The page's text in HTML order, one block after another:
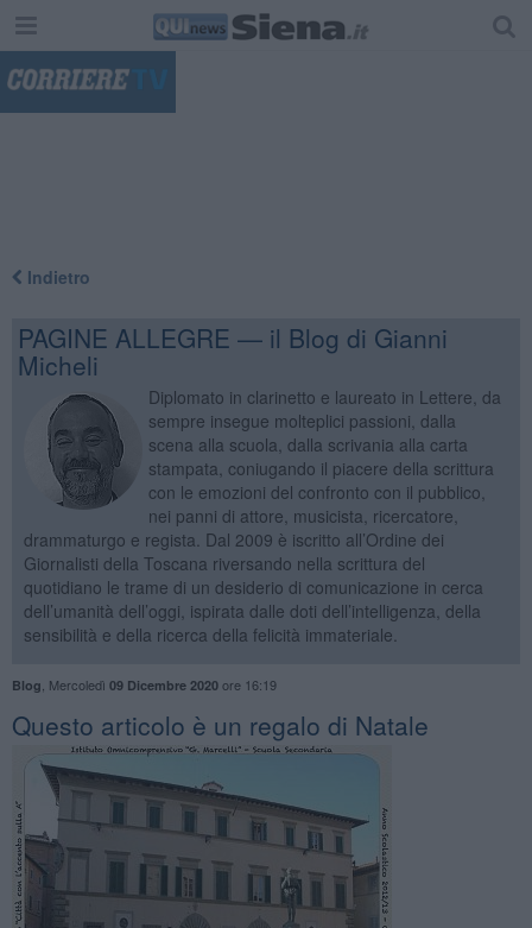
Indietro
PAGINE ALLEGRE — il Blog di Gianni
Micheli
Diplomato in clarinetto e laureato in Lettere, da
sempre insegue molteplici passioni, dalla
scena alla scuola, dalla scrivania alla carta
stampata, coniugando il piacere della scrittura
con le emozioni del confronto con il pubblico,
nei panni di attore, musicista, ricercatore,
drammaturgo e regista. Dal 2009 è iscritto all’Ordine dei
Giornalisti della Toscana riversando nella scrittura del
quotidiano le trame di un desiderio di comunicazione in cerca
dell’umanità dell’oggi, ispirata dalle doti dell’intelligenza, della
sensibilità e della ricerca della felicità immateriale.
Blog Mercoledì 09 Dicembre 2020ore 16:19
​Questo articolo è un regalo di Natale